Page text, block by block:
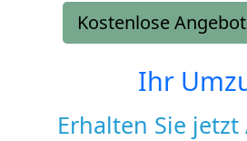
Kostenlose
Ihr
Erhalten Sie